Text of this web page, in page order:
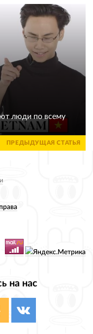
люди по всему
ПРЕДЫДУЩАЯ СТАТЬЯ
на нас